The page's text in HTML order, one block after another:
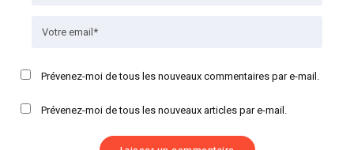
Prévenez-moi de tous les nouveaux commentaires par e-mail.
Prévenez-moi de tous les nouveaux articles par e-mail.